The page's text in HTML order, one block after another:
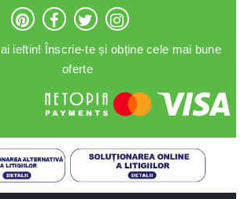
ieftin! Înscrie-te și obține cele mai bune
oferte